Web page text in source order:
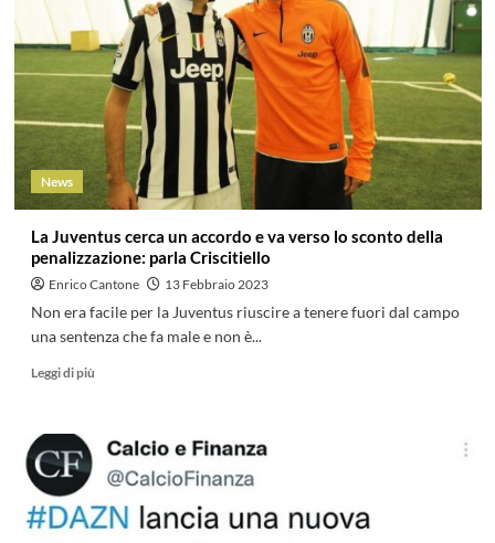
News
La Juventus cerca un accordo e va verso lo sconto della
penalizzazione: parla Criscitiello
Enrico Cantone 13 Febbraio 2023
Non era facile per la Juventus riuscire a tenere fuori dal campo
una sentenza che fa male e non è...
Leggi di più